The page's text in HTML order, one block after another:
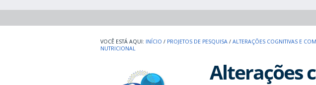
INÍCIO / PROJETOS DE PESQUISA / ALTERAÇÕES COGNITIVAS E
NUTRICIONAL
Alterações